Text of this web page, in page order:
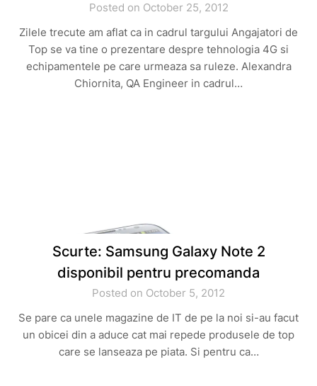
Posted on October 25, 2012
Zilele trecute am aflat ca in cadrul targului Angajatori de
Top se va tine o prezentare despre tehnologia 4G si
echipamentele pe care urmeaza sa ruleze. Alexandra
Chiornita, QA Engineer in cadrul…
Scurte: Samsung Galaxy Note 2
disponibil pentru precomanda
Posted on October 5, 2012
Se pare ca unele magazine de IT de pe la noi si-au facut
un obicei din a aduce cat mai repede produsele de top
care se lanseaza pe piata. Si pentru ca…